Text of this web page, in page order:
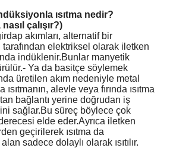
ısıtma nedir?
çalışır?)
akımları, alternatif bir
elektriksel olarak iletken
indüklenir.Bunlar manyetik
Ya da basitçe söylemek
üretilen akım nedeniyle metal
ısıtmanın, alevle veya fırında ısıtma
bağlantı yerine doğrudan iş
sağlar.Bu süreç böylece çok
elde eder.Ayrıca iletken
geçirilerek ısıtma da
sadece dolaylı olarak ısıtılır.